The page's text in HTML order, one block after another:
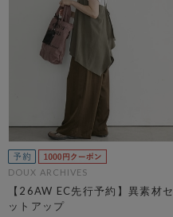
DOUX ARCHIVES
【26AW EC先行予約】異素材セ
ットアップ